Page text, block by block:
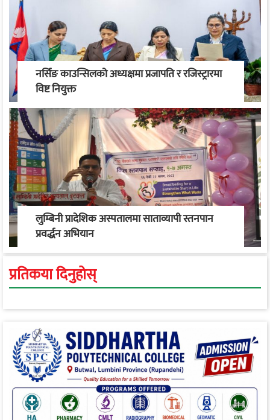
नर्सिङ काउन्सिलको अध्यक्षमा प्रजापति र रजिस्ट्रारमा
विष्ट नियुक्त
लुम्बिनी प्रादेशिक अस्पतालमा साताव्यापी स्तनपान
प्रवर्द्धन अभियान
प्रतिकया दिनुहोस्